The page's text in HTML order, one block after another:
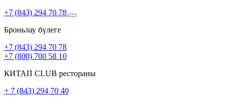
+7 (843) 294 70 78
Броньлау бүлеге
+7 (843) 294 70 78
+7 (800) 700 58 10
КИТАП CLUB рестораны
+ 7 (843) 294 70 40